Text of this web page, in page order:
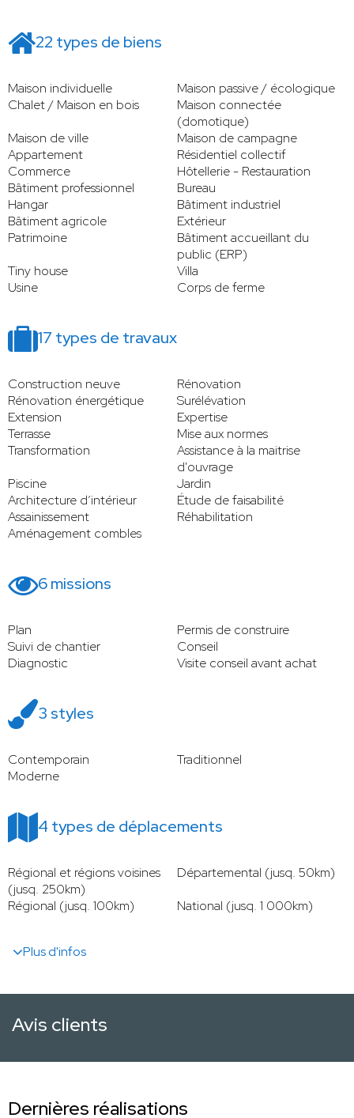
22 types de biens
Maison individuelle
Maison passive / écologique
Chalet / Maison en bois
Maison connectée
(domotique)
Maison de ville
Maison de campagne
Appartement
Résidentiel collectif
Commerce
Hôtellerie - Restauration
Bâtiment professionnel
Bureau
Hangar
Bâtiment industriel
Bâtiment agricole
Extérieur
Patrimoine
Bâtiment accueillant du
public (ERP)
Tiny house
Villa
Usine
Corps de ferme
17 types de travaux
Construction neuve
Rénovation
Rénovation énergétique
Surélévation
Extension
Expertise
Terrasse
Mise aux normes
Transformation
Assistance à la maitrise
d'ouvrage
Piscine
Jardin
Architecture d’intérieur
Étude de faisabilité
Assainissement
Réhabilitation
Aménagement combles
6 missions
Plan
Permis de construire
Suivi de chantier
Conseil
Diagnostic
Visite conseil avant achat
3 styles
Contemporain
Traditionnel
Moderne
4 types de déplacements
Régional et régions voisines
(jusq. 250km)
Départemental (jusq. 50km)
Régional (jusq. 100km)
National (jusq. 1 000km)
Plus d'infos
Avis clients
Dernières réalisations